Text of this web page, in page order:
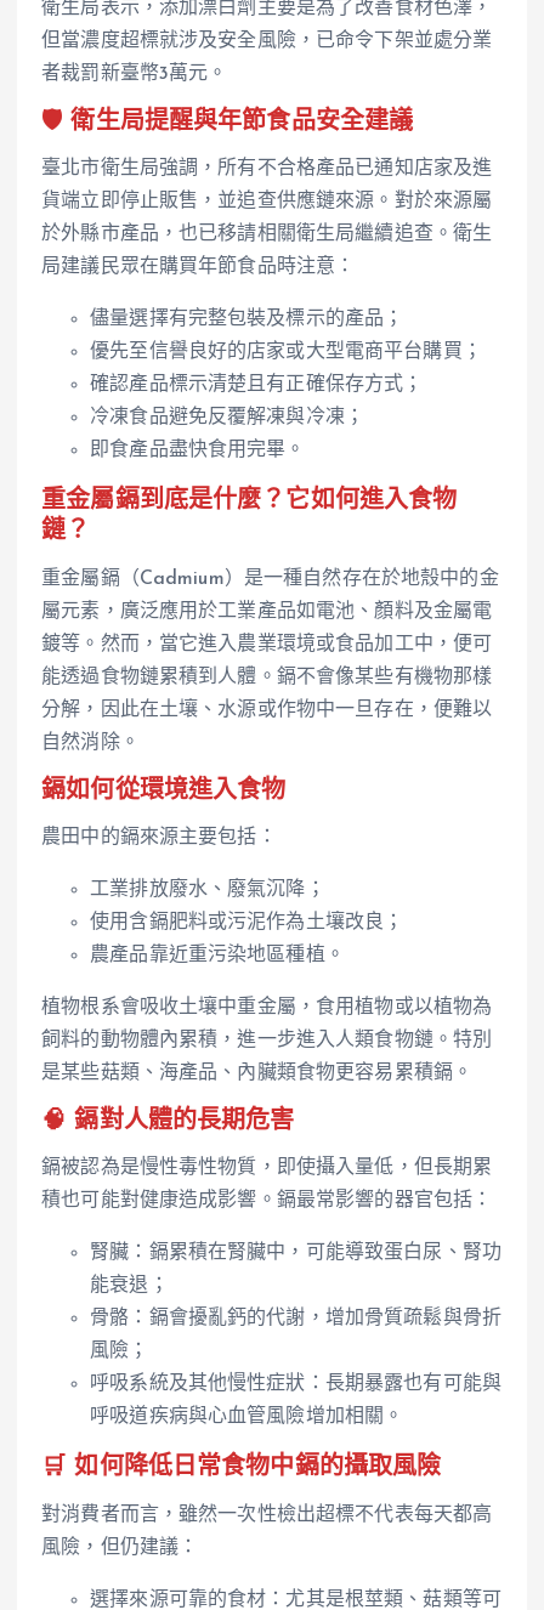
衛生局表示，添加漂白劑主要是為了改善食材色澤，
但當濃度超標就涉及安全風險，已命令下架並處分業
者裁罰新臺幣3萬元。
🛡️ 衛生局提醒與年節食品安全建議
臺北市衛生局強調，所有不合格產品已通知店家及進
貨端立即停止販售，並追查供應鏈來源。對於來源屬
於外縣市產品，也已移請相關衛生局繼續追查。衛生
局建議民眾在購買年節食品時注意：
儘量選擇有完整包裝及標示的產品；
優先至信譽良好的店家或大型電商平台購買；
確認產品標示清楚且有正確保存方式；
冷凍食品避免反覆解凍與冷凍；
即食產品盡快食用完畢。
重金屬鎘到底是什麼？它如何進入食物
鏈？
重金屬鎘（Cadmium）是一種自然存在於地殼中的金
屬元素，廣泛應用於工業產品如電池、顏料及金屬電
鍍等。然而，當它進入農業環境或食品加工中，便可
能透過食物鏈累積到人體。鎘不會像某些有機物那樣
分解，因此在土壤、水源或作物中一旦存在，便難以
自然消除。
鎘如何從環境進入食物
農田中的鎘來源主要包括：
工業排放廢水、廢氣沉降；
使用含鎘肥料或污泥作為土壤改良；
農產品靠近重污染地區種植。
植物根系會吸收土壤中重金屬，食用植物或以植物為
飼料的動物體內累積，進一步進入人類食物鏈。特別
是某些菇類、海產品、內臟類食物更容易累積鎘。
🧠 鎘對人體的長期危害
鎘被認為是慢性毒性物質，即使攝入量低，但長期累
積也可能對健康造成影響。鎘最常影響的器官包括：
腎臟：鎘累積在腎臟中，可能導致蛋白尿、腎功
能衰退；
骨骼：鎘會擾亂鈣的代謝，增加骨質疏鬆與骨折
風險；
呼吸系統及其他慢性症狀：長期暴露也有可能與
呼吸道疾病與心血管風險增加相關。
🛒 如何降低日常食物中鎘的攝取風險
對消費者而言，雖然一次性檢出超標不代表每天都高
風險，但仍建議：
選擇來源可靠的食材：尤其是根莖類、菇類等可